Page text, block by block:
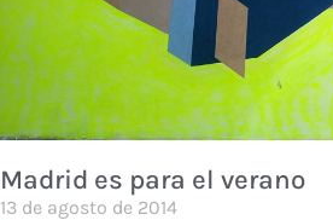
Madrid es para el verano
13 de agosto de 2014